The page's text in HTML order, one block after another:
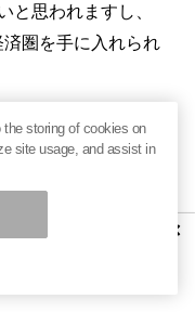
と思われますし、
圏を手に入れられ
どを行っていて、
。
いうことになる可
×
the storing of cookies on
site usage, and assist in